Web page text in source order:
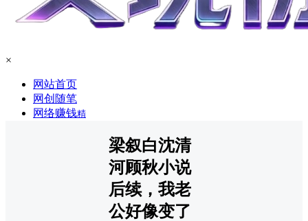
×
网站首页
网创随笔
网络赚钱精
梁叙白沈清
河顾秋小说
后续，我老
公好像变了